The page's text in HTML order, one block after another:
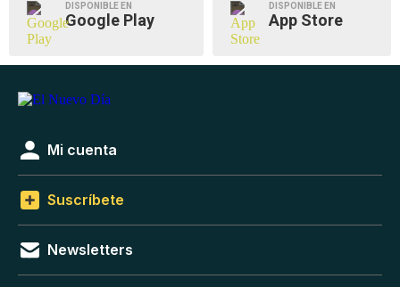
DISPONIBLE EN
Google Play
DISPONIBLE EN
App Store
Mi cuenta
Suscríbete
Newsletters